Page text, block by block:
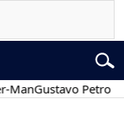
Petro